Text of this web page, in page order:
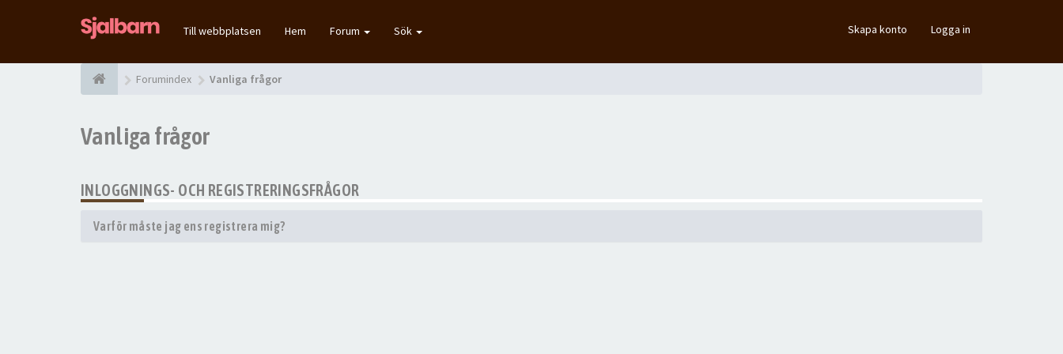
Till webbplatsen Hem Forum Sök Skapa konto Logga in
Forumindex Vanliga frågor
Vanliga frågor
INLOGGNINGS- OCH REGISTRERINGSFRÅGOR
Varför måste jag ens registrera mig?